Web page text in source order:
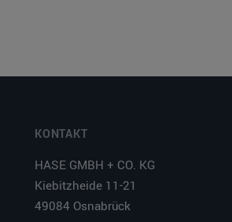
KONTAKT
HASE GMBH + CO. KG
Kiebitzheide 11-21
49084 Osnabrück